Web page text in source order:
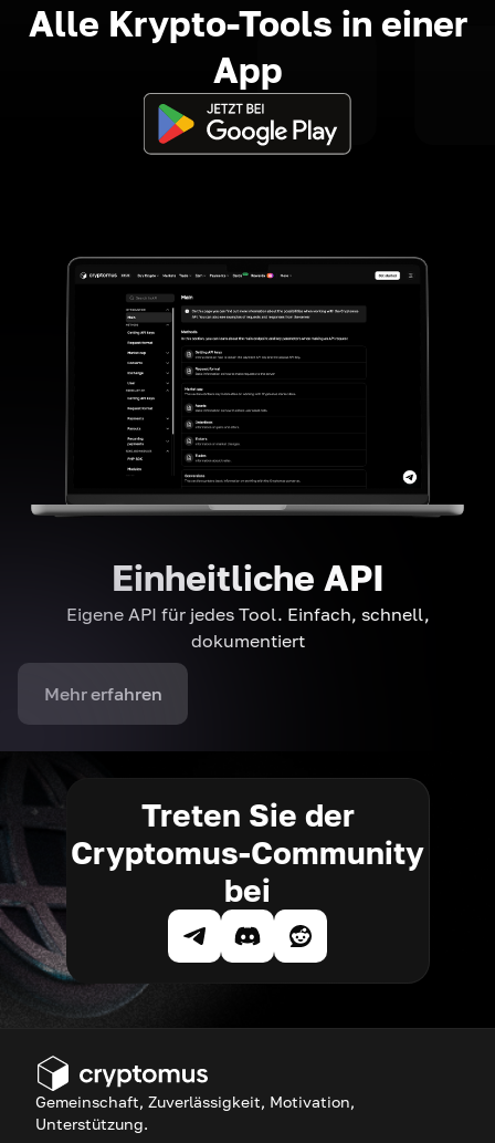
Alle Krypto-Tools in einer
App
Einheitliche API
Eigene API für jedes Tool. Einfach, schnell,
dokumentiert
Mehr erfahren
Treten Sie der
Cryptomus-Community
bei
Gemeinschaft, Zuverlässigkeit, Motivation,
Unterstützung.